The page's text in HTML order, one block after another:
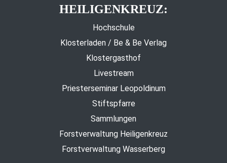
HEILIGENKREUZ:
Hochschule
Klosterladen / Be & Be Verlag
Klostergasthof
Livestream
Priesterseminar Leopoldinum
Stiftspfarre
Sammlungen
Forstverwaltung Heiligenkreuz
Forstverwaltung Wasserberg